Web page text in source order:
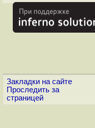
Закладки на сайте
Проследить за
страницей